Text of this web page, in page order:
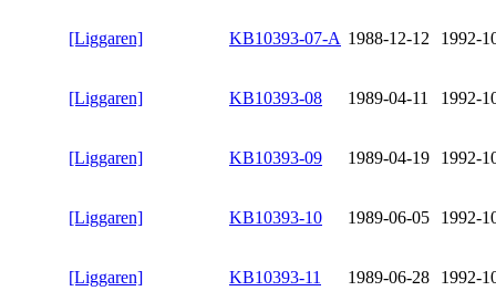
[Liggaren] KB10393-07-A 1988-12-12 1992-
[Liggaren] KB10393-08 1989-04-11 1992-
[Liggaren] KB10393-09 1989-04-19 1992-
[Liggaren] KB10393-10 1989-06-05 1992-
[Liggaren] KB10393-11 1989-06-28 1992-